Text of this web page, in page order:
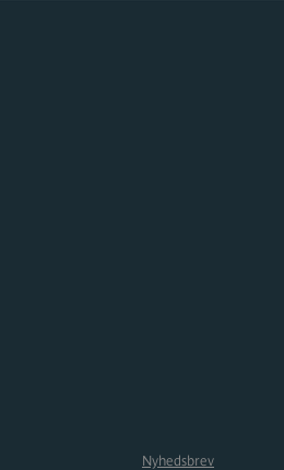
Nyhedsbrev